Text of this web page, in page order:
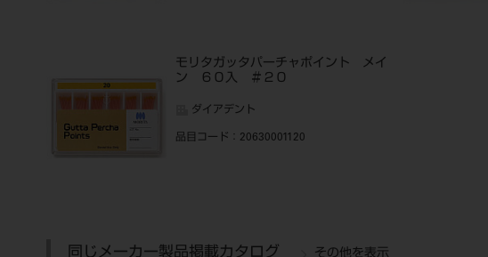
モリタガッタパーチャポイント メイ
ン ６０入 ＃２０
ダイアデント
品目コード ：20630001120
同じメーカー製品掲載カタログ その他を表示